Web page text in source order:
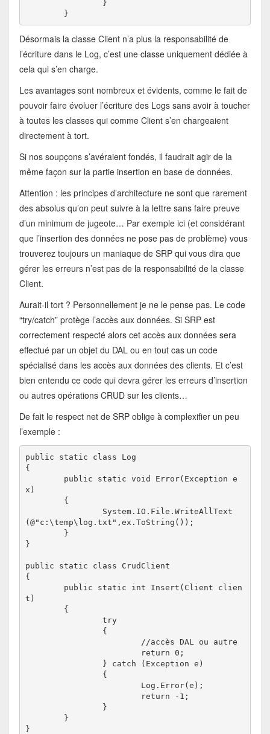
	}
Désormais la classe Client n’a plus la responsabilité de
l’écriture dans le Log, c’est une classe uniquement dédiée à
cela qui s’en charge.
Les avantages sont nombreux et évidents, comme le fait de
pouvoir faire évoluer l’écriture des Logs sans avoir à toucher
à toutes les classes qui comme Client s’en chargeaient
directement à tort.
Si nos soupçons s’avéraient fondés, il faudrait agir de la
même façon sur la partie insertion en base de données.
Attention : les principes d’architecture ne sont que rarement
des absolus qu’on peut suivre à la lettre sans faire preuve
d’un minimum de jugeote… Par exemple ici (et considérant
que l’insertion des données ne pose pas de problème) vous
trouverez toujours un maniaque de SRP qui vous dira que
gérer les erreurs n’est pas de la responsabilité de la classe
Client.
Aurait-il tort ? Personnellement je ne le pense pas. Le code
“try/catch” protège l’accès aux données. Si SRP est
correctement respecté alors cet accès aux données sera
effectué par un objet du DAL ou en tout cas un code
spécialisé dans les accès aux données des clients. Et c’est
bien entendu ce code qui devra gérer les erreurs d’insertion
ou autres opérations CRUD sur les clients…
De fait le respect net de SRP oblige à complexifier un peu
l’exemple :
public static class Log
{
x)
(@"c:\temp\log.txt",ex.ToString());
}
public static class CrudClient
{
t)
		try
}